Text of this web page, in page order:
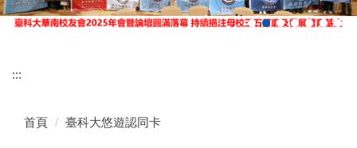
:::
首頁 臺科大悠遊認同卡